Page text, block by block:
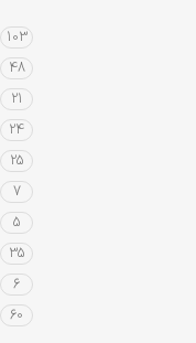
103
48
21
24
25
7
5
35
6
60